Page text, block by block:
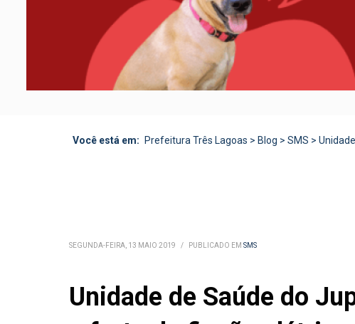
Você está em: Prefeitura Três Lagoas > Blog > SMS >
SEGUNDA-FEIRA, 13 MAIO 2019 / PUBLICADO EM SMS
Unidade de Saúde do